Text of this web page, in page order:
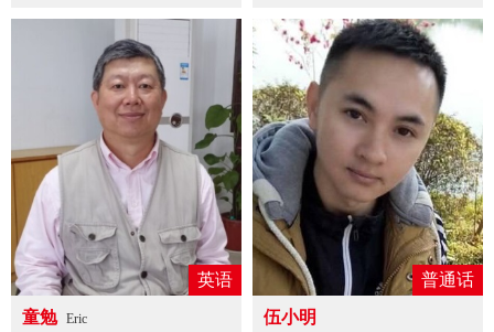
英语
童勉 Eric
普通话
伍小明